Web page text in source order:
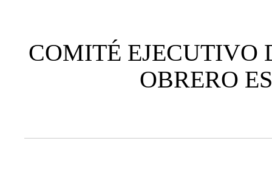
COMITÉ EJECUTIVO
OBRERO